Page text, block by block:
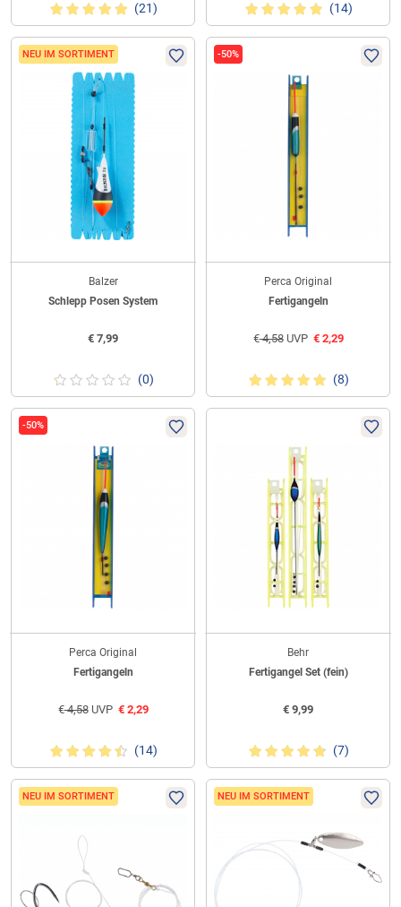
(21) (14)
NEU IM SORTIMENT
Balzer
Schlepp Posen System
€ 7,99
(0)
-50%
Perca Original
Fertigangeln
€4,58UVP €2,29
(8)
-50%
Perca Original
Fertigangeln
€4,58UVP €2,29
(14)
Behr
Fertigangel Set (fein)
€ 9,99
(7)
NEU IM SORTIMENT NEU IM SORTIMENT